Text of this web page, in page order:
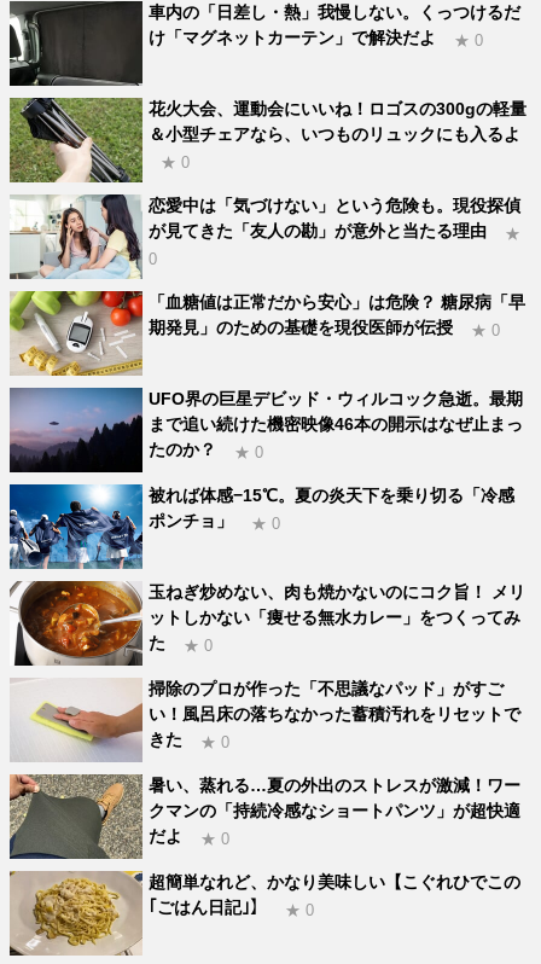
車内の「日差し・熱」我慢しない。くっつけるだ
け「マグネットカーテン」で解決だよ
★ 0
花火大会、運動会にいいね！ロゴスの300gの軽量
＆小型チェアなら、いつものリュックにも入るよ
★ 0
恋愛中は「気づけない」という危険も。現役探偵
が見てきた「友人の勘」が意外と当たる理由
★
0
「血糖値は正常だから安心」は危険？ 糖尿病「早
期発見」のための基礎を現役医師が伝授
★ 0
UFO界の巨星デビッド・ウィルコック急逝。最期
まで追い続けた機密映像46本の開示はなぜ止まっ
たのか？
★ 0
被れば体感−15℃。夏の炎天下を乗り切る「冷感
ポンチョ」
★ 0
玉ねぎ炒めない、肉も焼かないのにコク旨！ メリ
ットしかない「痩せる無水カレー」をつくってみ
た
★ 0
掃除のプロが作った「不思議なパッド」がすご
い！風呂床の落ちなかった蓄積汚れをリセットで
きた
★ 0
暑い、蒸れる…夏の外出のストレスが激減！ワー
クマンの「持続冷感なショートパンツ」が超快適
だよ
★ 0
超簡単なれど、かなり美味しい【こぐれひでこの
｢ごはん日記｣】
★ 0